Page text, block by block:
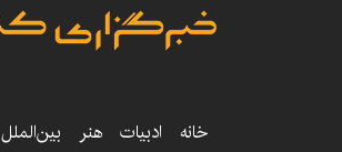
خانه ادبیات هنر بین‌الملل